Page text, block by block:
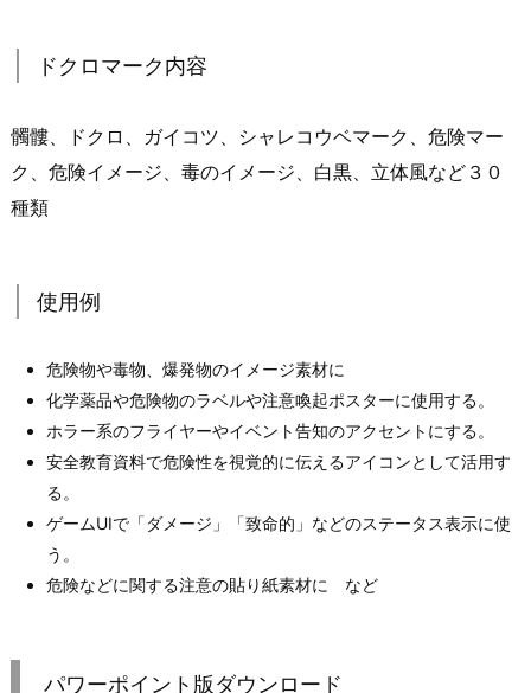
ドクロマーク内容
髑髏、ドクロ、ガイコツ、シャレコウベマーク、危険マー
ク、危険イメージ、毒のイメージ、白黒、立体風など３０
種類
使用例
危険物や毒物、爆発物のイメージ素材に
化学薬品や危険物のラベルや注意喚起ポスターに使用する。
ホラー系のフライヤーやイベント告知のアクセントにする。
安全教育資料で危険性を視覚的に伝えるアイコンとして活用す
る。
ゲームUIで「ダメージ」「致命的」などのステータス表示に使
う。
危険などに関する注意の貼り紙素材に など
パワーポイント版ダウンロード